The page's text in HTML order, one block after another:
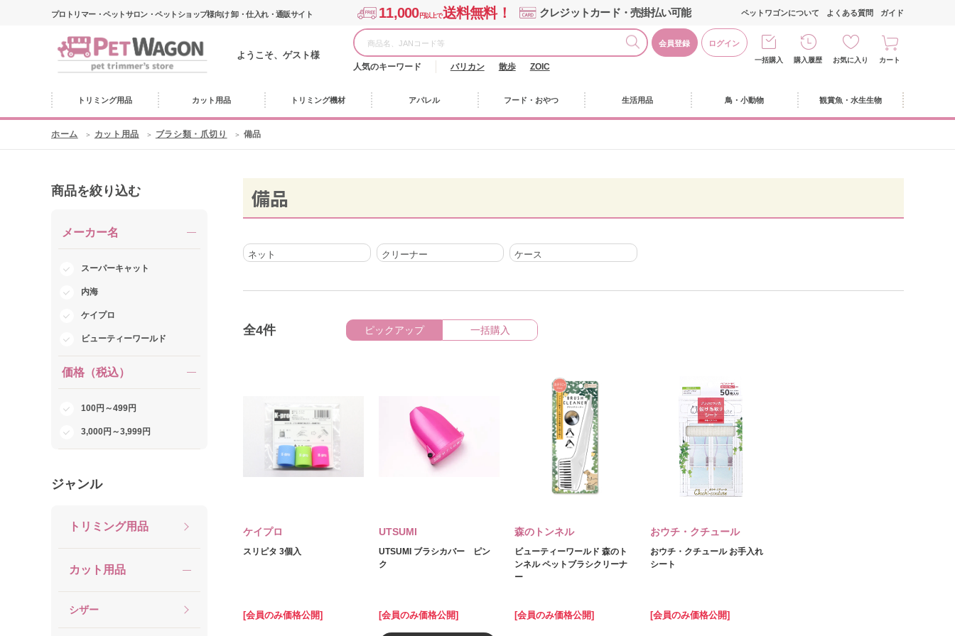
プロトリマー・ペットサロン・ペットショップ様向け 卸・仕入れ・通販サイト 11,000円以上で送料無料！ クレジットカード・売掛払い可能
ようこそ、ゲスト様
会員登録 ログイン
人気のキーワード バリカン 散歩 ZOIC
ペットワゴンについて よくある質問 ガイド
一括購入 購入履歴 お気に入り カート
トリミング用品 カット用品 トリミング機材 アパレル フード・おやつ 生活用品 鳥・小動物 観賞魚・水生生物
ホーム カット用品 ブラシ類・爪切り 備品
商品を絞り込む
メーカー名
スーパーキャット
内海
ケイプロ
ビューティーワールド
価格（税込）
100円～499円
3,000円～3,999円
ジャンル
トリミング用品
カット用品
シザー
備品
ネット クリーナー ケース
全4件 ピックアップ 一括購入
ケイプロ
スリピタ 3個入
[会員のみ価格公開]
UTSUMI
UTSUMI ブラシカバー ピン
ク
[会員のみ価格公開]
森のトンネル
ビューティーワールド 森のト
ンネル ペットブラシクリーナ
ー
[会員のみ価格公開]
おウチ・クチュール
おウチ・クチュール お手入れ
シート
[会員のみ価格公開]